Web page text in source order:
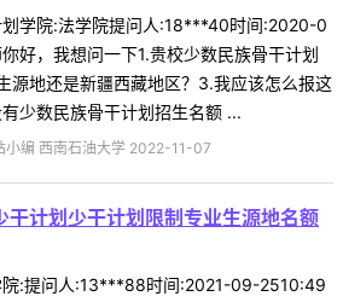
学院:法学院提问人:18***40时间:2020-0
好，我想问一下1.贵校少数民族骨干计划
源地还是新疆西藏地区？3.我应该怎么报这
少数民族骨干计划招生名额 ...
小编 西南石油大学 2022-11-07
干计划少干计划限制专业生源地名额
院:提问人:13***88时间:2021-09-2510:49